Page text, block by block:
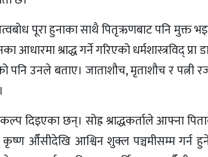
पूरा हुनाका साथै पितृऋणबाट पनि मुक्त
आधारमा श्राद्ध गर्ने गरिएको धर्मशास्त्रविद् प्रा
पनि उनले बताए। जाताशौच, मृताशौच र
दिइएका छन्। सोह्र श्राद्धकर्ताले आफ्ना
औँसीदेखि आश्विन शुक्ल पञ्चमीसम्म गर्न हुने